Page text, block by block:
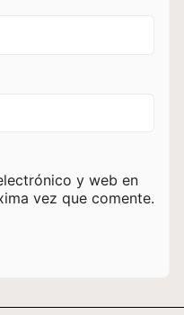
y web en
vez que comente.